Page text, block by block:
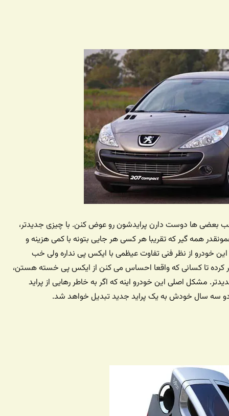
بعضی ها دوست دارن پرایدشون رو عوض کنن. با چیزی جدیدتر،‌
همه گیر که تقریبا هر کسی هر جایی بتونه با کمی هزینه و
خودرو از نظر فنی تفاوت عیظمی با ایکس پی نداره ولی خب
کرده تا کسانی که واقعا احساس می کنن از ایکس پی خسته هستن،
مشکل اصلی این خودرو اینه که اگر به خاطر رهایی از پراید
سه سال خودش به یک پراید جدید تبدیل خواهد شد.